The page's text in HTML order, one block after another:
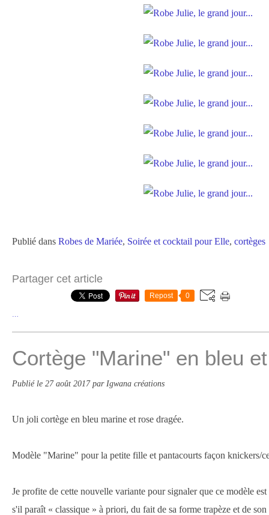
Publié dans Robes de Mariée, Soirée et cocktail pour Elle, cortèges
Partager cet article
Repost 0
Cortège "Marine" en bleu
Publié le 27 août 2017par Igwana créations
Un joli cortège en bleu marine et rose dragée.
Modèle "Marine" pour la petite fille et pantacourts façon knickers/
Je profite de cette nouvelle variante pour signaler que ce modèle
s'il paraît « classique » à priori, du fait de sa forme trapèze et de